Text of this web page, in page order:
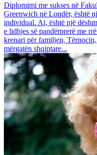
Diplomimi me sukses në
Greenwich në Londër, është
individual. Ai, është një
e lidhjes së pandërprerë me
krenari për familjen,
mërgatën shqiptare...